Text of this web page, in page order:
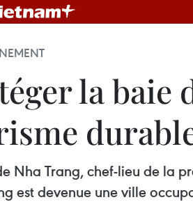
la baie
Nha Trang, chef-lieu de la
est devenue une ville